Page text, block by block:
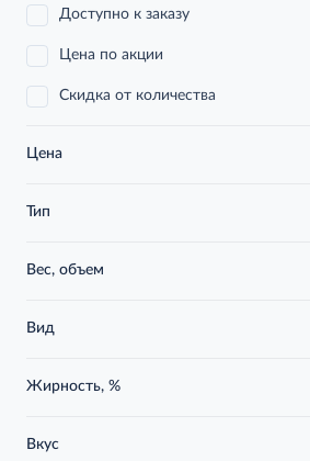
Доступно к заказу
Цена по акции
Скидка от количества
Цена
Тип
Вес, объем
Вид
Жирность, %
Вкус